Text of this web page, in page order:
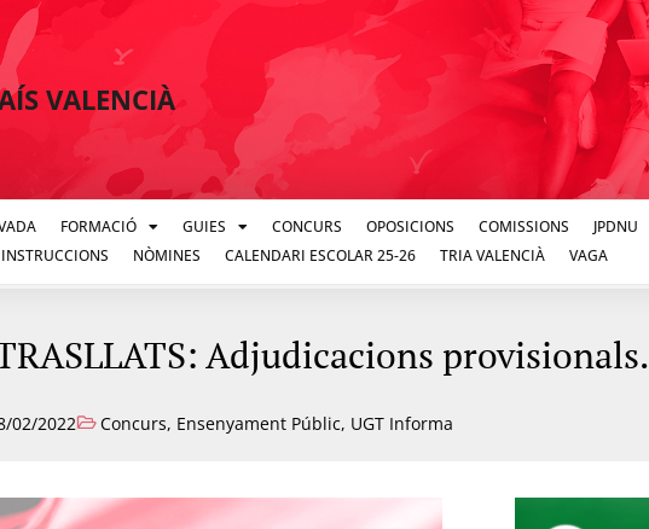
VALENCIÀ
FORMACIÓ GUIES CONCURS OPOSICIONS COMISSIONS
JPDNU
INSTRUCCIONS NÒMINES CALENDARI ESCOLAR 25-26 TRIA VALENCIÀ VAGA
Adjudicacions provisionals.
02/2022 Concurs, Ensenyament Públic, UGT Informa